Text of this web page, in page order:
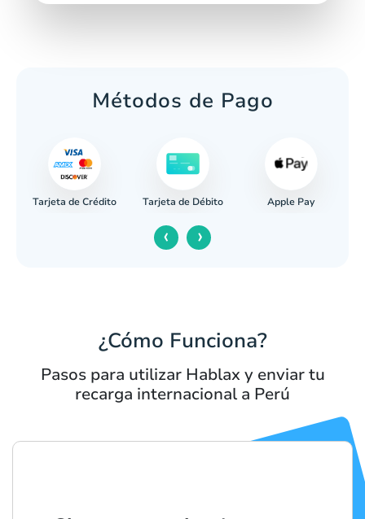
Métodos de Pago
Tarjeta de Crédito Tarjeta de Débito Apple Pay
‹ ›
¿Cómo Funciona?
Pasos para utilizar Hablax y enviar tu
recarga internacional a Perú